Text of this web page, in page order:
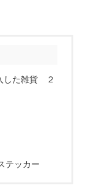
した雑貨 ２
テッカー